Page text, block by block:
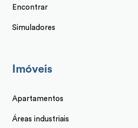
Encontrar
Simuladores
Imóveis
Apartamentos
Áreas industriais